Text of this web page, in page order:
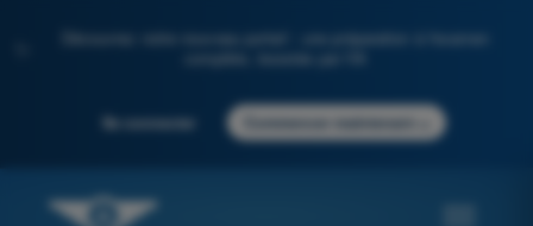
Découvrez notre nouveau portail : une préparation à l'examen
Se connecter Commencer maintenant